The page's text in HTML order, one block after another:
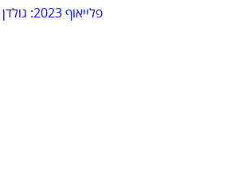
פלייאוף 2023: גולדן סטייט ווריירס – לוס אנג'לס לייקרס